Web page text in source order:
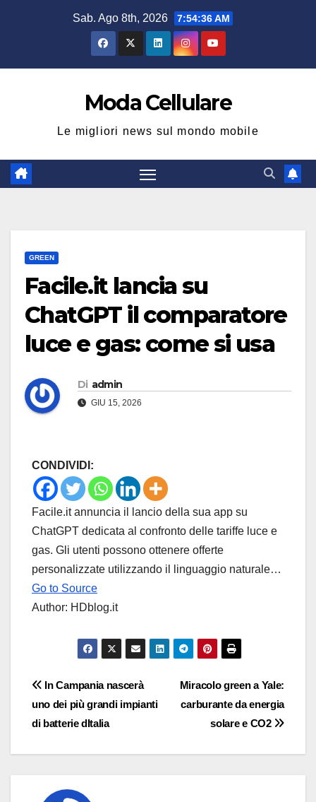
Sab. Ago 8th, 2026 7:54:37 AM
Moda Cellulare
Le migliori news sul mondo mobile
GREEN
Facile.it lancia su
ChatGPT il comparatore
luce e gas: come si usa
Di admin
GIU 15, 2026
CONDIVIDI:
Facile.it annuncia il lancio della sua app su
ChatGPT dedicata al confronto delle tariffe luce e
gas. Gli utenti possono ottenere offerte
personalizzate utilizzando il linguaggio naturale…
Go to Source
Author: HDblog.it
Navigazione
articoli
Miracolo green a Yale:
carburante da energia
solare e CO2
In Campania nascerà
uno dei più grandi impianti
di batterie dItalia